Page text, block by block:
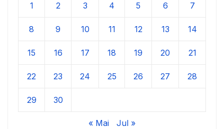
1 2 3 4 5 6 7
8 9 10 11 12 13 14
15 16 17 18 19 20 21
22 23 24 25 26 27 28
29 30
« Mai Jul »